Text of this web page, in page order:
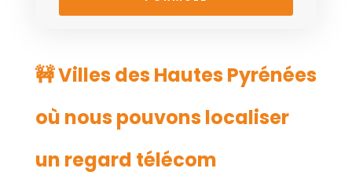
🚧 Villes des Hautes Pyrénées
où nous pouvons localiser
un regard télécom